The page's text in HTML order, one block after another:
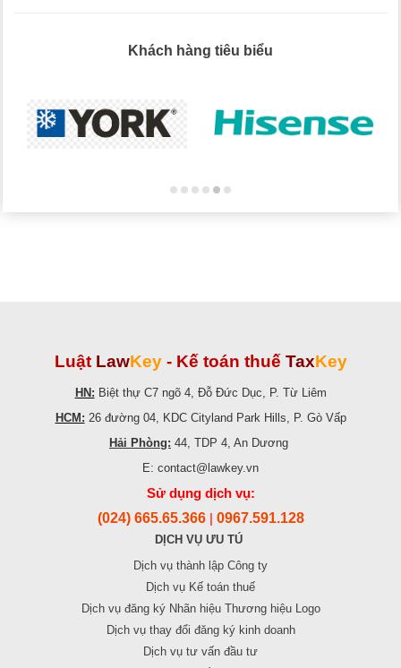
Khách hàng tiêu biểu
Luật LawKey - Kế toán thuế TaxKey
HN: Biệt thự C7 ngõ 4, Đỗ Đức Dục, P. Từ Liêm
HCM: 26 đường 04, KDC Cityland Park Hills, P. Gò Vấp
Hải Phòng: 44, TDP 4, An Dương
E: contact@lawkey.vn
Sử dụng dịch vụ:
(024) 665.65.366 | 0967.591.128
DỊCH VỤ ƯU TÚ
Dịch vụ thành lập Công ty
Dịch vụ Kế toán thuế
Dịch vụ đăng ký Nhãn hiệu Thương hiệu Logo
Dịch vụ thay đổi đăng ký kinh doanh
Dịch vụ tư vấn đầu tư